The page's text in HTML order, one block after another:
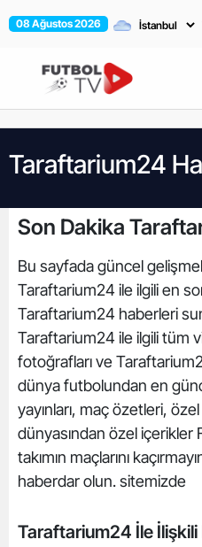
08 Ağustos 2026
Taraftarium24
Son Dakika
Bu sayfada güncel
Taraftarium24 ile ilgili en
Taraftarium24 haberleri
Taraftarium24 ile ilgili tüm
fotoğrafları ve
dünya futbolundan en
yayınları, maç özetleri,
dünyasından özel
takımın maçlarını
haberdar olun. sitemizde
Taraftarium24 İle İlişkili